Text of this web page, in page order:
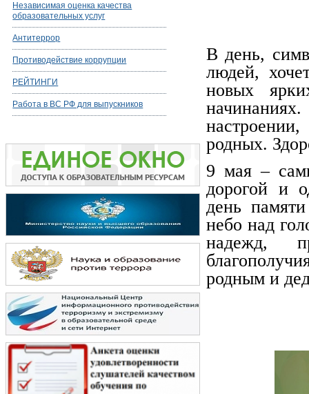
Независимая оценка качества
образовательных услуг
Антитеррор
Противодействие коррупции
РЕЙТИНГИ
Работа в ВС РФ для выпускников
В день,
людей,
новых
родных.
9 мая –
дорогой и
день
небо над
надежд,
родным и